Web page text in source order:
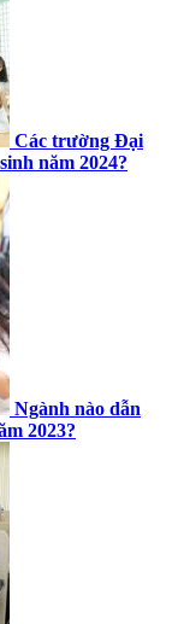
Các trường Đại
năm 2024?
Ngành nào dẫn
2023?